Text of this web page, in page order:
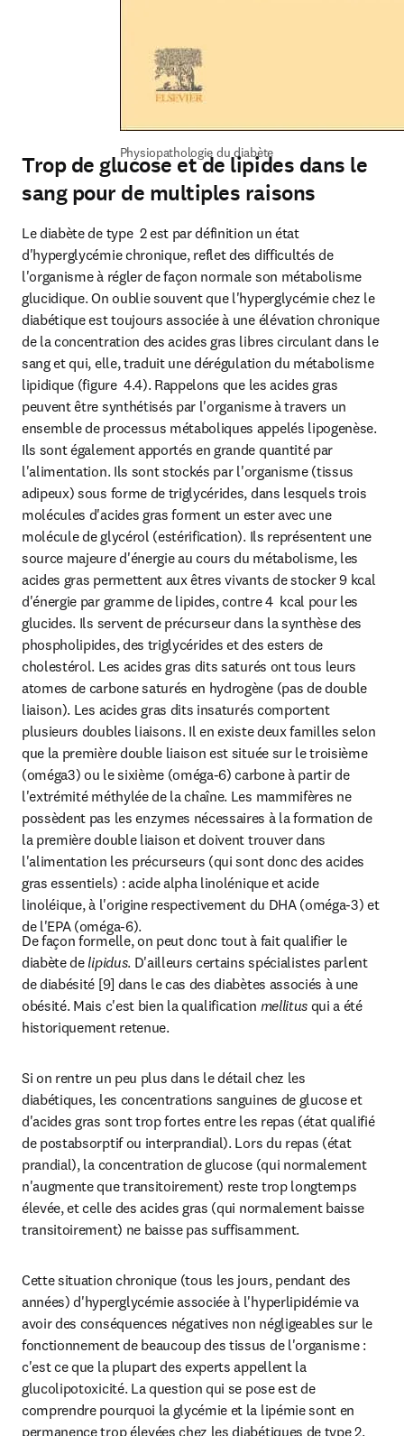
Physiopathologie du diabète
Trop de glucose et de lipides dans le
sang pour de multiples raisons
Le diabète de type  2 est par définition un état
d'hyperglycémie chronique, reflet des difficultés de
l'organisme à régler de façon normale son métabolisme
glucidique. On oublie souvent que l'hyperglycémie chez le
diabétique est toujours associée à une élévation chronique
de la concentration des acides gras libres circulant dans le
sang et qui, elle, traduit une dérégulation du métabolisme
lipidique (figure  4.4). Rappelons que les acides gras
peuvent être synthétisés par l'organisme à travers un
ensemble de processus métaboliques appelés lipogenèse.
Ils sont également apportés en grande quantité par
l'alimentation. Ils sont stockés par l'organisme (tissus
adipeux) sous forme de triglycérides, dans lesquels trois
molécules d'acides gras forment un ester avec une
molécule de glycérol (estérification). Ils représentent une
source majeure d'énergie au cours du métabolisme, les
acides gras permettent aux êtres vivants de stocker 9 kcal
d'énergie par gramme de lipides, contre 4  kcal pour les
glucides. Ils servent de précurseur dans la synthèse des
phospholipides, des triglycérides et des esters de
cholestérol. Les acides gras dits saturés ont tous leurs
atomes de carbone saturés en hydrogène (pas de double
liaison). Les acides gras dits insaturés comportent
plusieurs doubles liaisons. Il en existe deux familles selon
que la première double liaison est située sur le troisième
(oméga3) ou le sixième (oméga-6) carbone à partir de
l'extrémité méthylée de la chaîne. Les mammifères ne
possèdent pas les enzymes nécessaires à la formation de
la première double liaison et doivent trouver dans
l'alimentation les précurseurs (qui sont donc des acides
gras essentiels) : acide alpha linolénique et acide
linoléique, à l'origine respectivement du DHA (oméga-3) et
de l'EPA (oméga-6).
De façon formelle, on peut donc tout à fait qualifier le
diabète de lipidus. D'ailleurs certains spécialistes parlent
de diabésité [9] dans le cas des diabètes associés à une
obésité. Mais c'est bien la qualification mellitus qui a été
historiquement retenue.
Si on rentre un peu plus dans le détail chez les
diabétiques, les concentrations sanguines de glucose et
d'acides gras sont trop fortes entre les repas (état qualifié
de postabsorptif ou interprandial). Lors du repas (état
prandial), la concentration de glucose (qui normalement
n'augmente que transitoirement) reste trop longtemps
élevée, et celle des acides gras (qui normalement baisse
transitoirement) ne baisse pas suffisamment.
Cette situation chronique (tous les jours, pendant des
années) d'hyperglycémie associée à l'hyperlipidémie va
avoir des conséquences négatives non négligeables sur le
fonctionnement de beaucoup des tissus de l'organisme :
c'est ce que la plupart des experts appellent la
glucolipotoxicité. La question qui se pose est de
comprendre pourquoi la glycémie et la lipémie sont en
permanence trop élevées chez les diabétiques de type 2.